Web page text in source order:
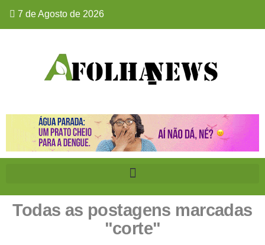
7 de Agosto de 2026
Todas as postagens marcadas
"corte"